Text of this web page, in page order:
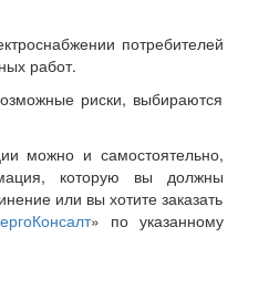
потребителей
работ.
риски, выбираются
можно и самостоятельно,
которую вы должны
или вы хотите заказать
» по указанному